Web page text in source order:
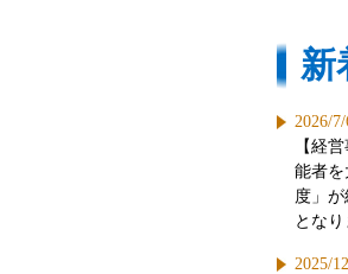
新
2026/
【経
能者を
度」
となり
2025/